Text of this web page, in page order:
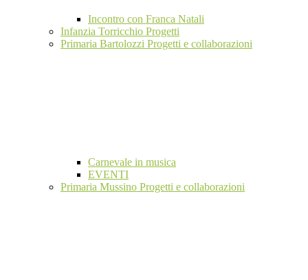
Incontro con Franca Natali
Infanzia Torricchio Progetti
Primaria Bartolozzi Progetti e collaborazioni
Carnevale in musica
EVENTI
Primaria Mussino Progetti e collaborazioni